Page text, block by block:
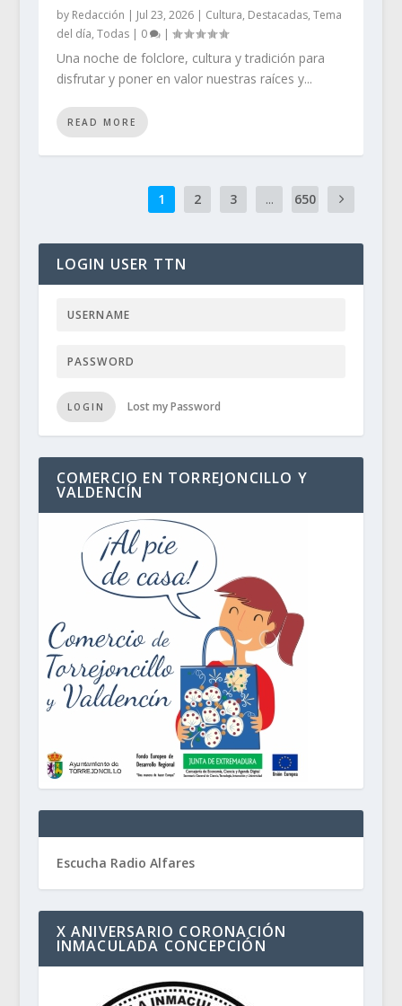
by Redacción | Jul 23, 2026| Cultura, Destacadas, Tema
del día, Todas| 0 |
Una noche de folclore, cultura y tradición para
disfrutar y poner en valor nuestras raíces y...
READ MORE
1 2 3 ... 650
LOGIN USER TTN
LOGIN Lost my Password
COMERCIO EN TORREJONCILLO Y
VALDENCÍN
Escucha Radio Alfares
X ANIVERSARIO CORONACIÓN
INMACULADA CONCEPCIÓN